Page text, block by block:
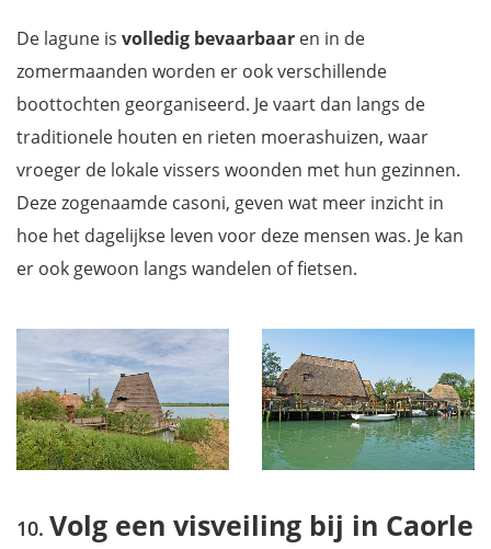
De lagune is volledig bevaarbaar en in de
zomermaanden worden er ook verschillende
boottochten georganiseerd. Je vaart dan langs de
traditionele houten en rieten moerashuizen, waar
vroeger de lokale vissers woonden met hun gezinnen.
Deze zogenaamde casoni, geven wat meer inzicht in
hoe het dagelijkse leven voor deze mensen was. Je kan
er ook gewoon langs wandelen of fietsen.
Volg een visveiling bij in Caorle